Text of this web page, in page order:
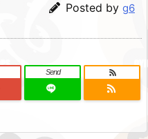
Posted by g6
Send